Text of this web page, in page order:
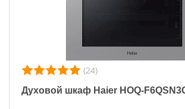
(24)
Духовой шкаф Haier HOQ-